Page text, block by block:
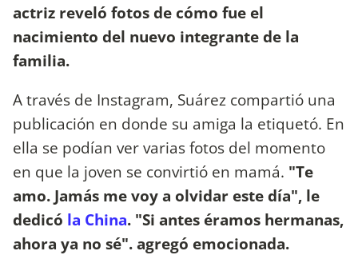
actriz reveló fotos de cómo fue el
nacimiento del nuevo integrante de la
familia.
A través de Instagram, Suárez compartió una
publicación en donde su amiga la etiquetó. En
ella se podían ver varias fotos del momento
en que la joven se convirtió en mamá. "Te
amo. Jamás me voy a olvidar este día", le
dedicó la China. "Si antes éramos hermanas,
ahora ya no sé". agregó emocionada.